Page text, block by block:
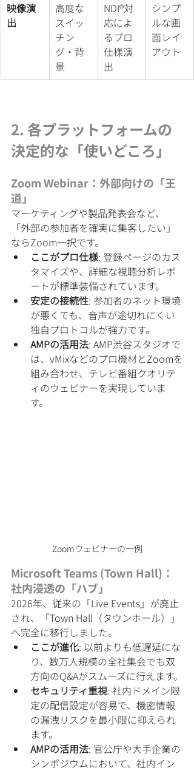
映像演
出
高度な
スイッ
チン
グ・背
景
NDI®対
応によ
るプロ
仕様演
出
シンプ
ルな画
面レイ
アウト
2. 各プラットフォームの
決定的な「使いどころ」
Zoom Webinar：外部向けの「王
道」
マーケティングや製品発表会など、
「外部の参加者を確実に集客したい」
ならZoom一択です。
ここがプロ仕様: 登録ページのカス
タマイズや、詳細な視聴分析レポ
ートが標準装備されています。
安定の接続性: 参加者のネット環境
が悪くても、音声が途切れにくい
独自プロトコルが強力です。
AMPの活用法: AMP渋谷スタジオで
は、vMixなどのプロ機材とZoomを
組み合わせ、テレビ番組クオリテ
ィのウェビナーを実現していま
す。
Zoomウェビナーの一例
Microsoft Teams (Town Hall)：
社内浸透の「ハブ」
2026年、従来の「Live Events」が廃止
され、「Town Hall（タウンホール）」
へ完全に移行しました。
ここが進化: 以前よりも低遅延にな
り、数万人規模の全社集会でも双
方向のQ&Aがスムーズに行えます。
セキュリティ重視: 社内ドメイン限
定の配信設定が容易で、機密情報
の漏洩リスクを最小限に抑えられ
ます。
AMPの活用法: 官公庁や大手企業の
シンポジウムにおいて、社内イン